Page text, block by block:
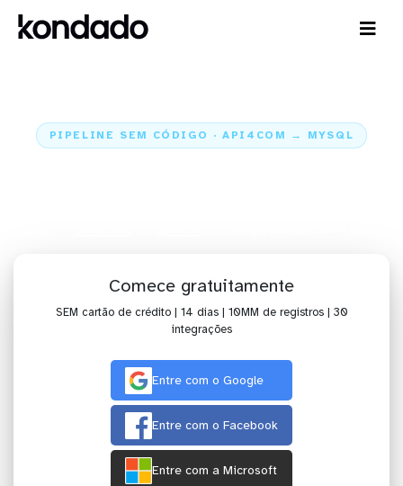
PIPELINE SEM CÓDIGO · API4COM → MYSQL
Comece gratuitamente
SEM cartão de crédito | 14 dias | 10MM de registros | 30
integrações
Entre com o Google
Entre com o Facebook
Entre com a Microsoft